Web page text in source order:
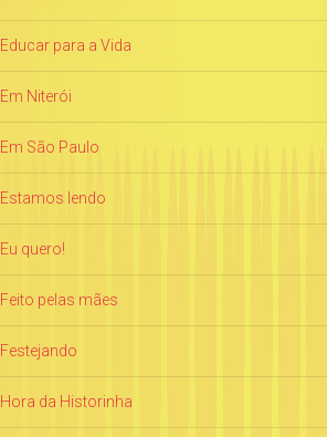
Educar para a Vida
Em Niterói
Em São Paulo
Estamos lendo
Eu quero!
Feito pelas mães
Festejando
Hora da Historinha